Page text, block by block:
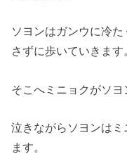
ソヨンはガンウに冷
さずに歩いていきます
そこへミニョクがソヨ
泣きながらソヨンはミ
ます。